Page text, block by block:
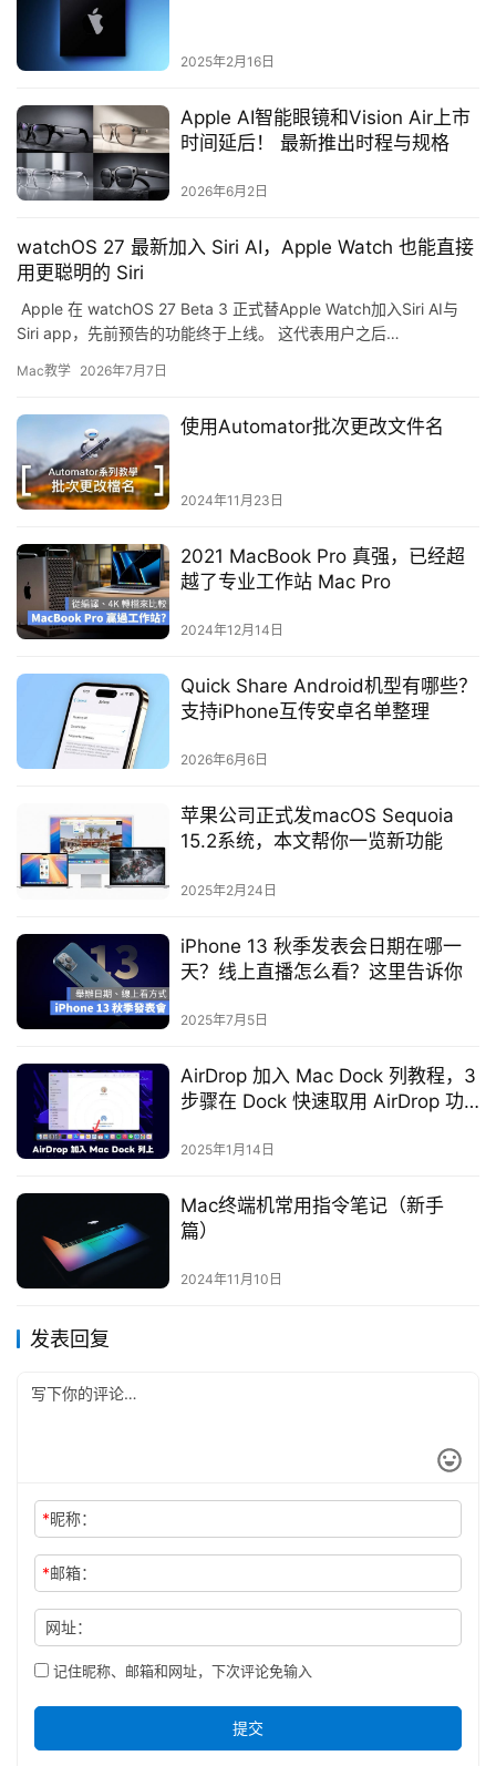
2025年2月16日
Apple AI智能眼镜和Vision Air上市
时间延后！ 最新推出时程与规格
2026年6月2日
watchOS 27 最新加入 Siri AI，Apple Watch 也能直接
用更聪明的 Siri
Apple 在 watchOS 27 Beta 3 正式替Apple Watch加入Siri AI与
Siri app，先前预告的功能终于上线。 这代表用户之后…
Mac教学 2026年7月7日
使用Automator批次更改文件名
2024年11月23日
2021 MacBook Pro 真强，已经超
越了专业工作站 Mac Pro
2024年12月14日
Quick Share Android机型有哪些？
支持iPhone互传安卓名单整理
2026年6月6日
苹果公司正式发macOS Sequoia
15.2系统，本文帮你一览新功能
2025年2月24日
iPhone 13 秋季发表会日期在哪一
天？线上直播怎么看？这里告诉你
2025年7月5日
AirDrop 加入 Mac Dock 列教程，3
步骤在 Dock 快速取用 AirDrop 功
2025年1月14日
Mac终端机常用指令笔记（新手
篇）
2024年11月10日
发表回复
*昵称：
*邮箱：
网址：
记住昵称、邮箱和网址，下次评论免输入
提交